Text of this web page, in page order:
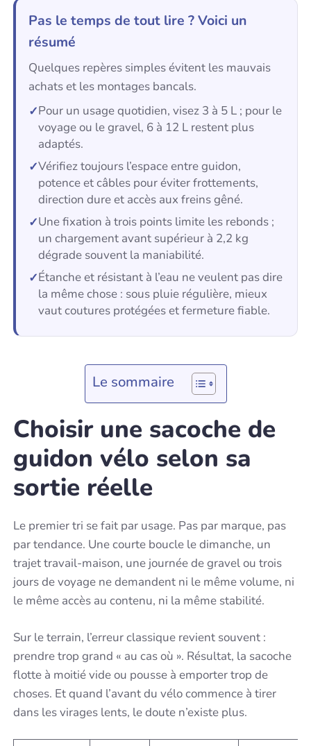
Pas le temps de tout lire ? Voici un
résumé
Quelques repères simples évitent les mauvais
achats et les montages bancals.
Pour un usage quotidien, visez 3 à 5 L ; pour le
voyage ou le gravel, 6 à 12 L restent plus
adaptés.
Vérifiez toujours l’espace entre guidon,
potence et câbles pour éviter frottements,
direction dure et accès aux freins gêné.
Une fixation à trois points limite les rebonds ;
un chargement avant supérieur à 2,2 kg
dégrade souvent la maniabilité.
Étanche et résistant à l’eau ne veulent pas dire
la même chose : sous pluie régulière, mieux
vaut coutures protégées et fermeture fiable.
Le sommaire
Choisir une sacoche de
guidon vélo selon sa
sortie réelle
Le premier tri se fait par usage. Pas par marque, pas
par tendance. Une courte boucle le dimanche, un
trajet travail-maison, une journée de gravel ou trois
jours de voyage ne demandent ni le même volume, ni
le même accès au contenu, ni la même stabilité.
Sur le terrain, l’erreur classique revient souvent :
prendre trop grand « au cas où ». Résultat, la sacoche
flotte à moitié vide ou pousse à emporter trop de
choses. Et quand l’avant du vélo commence à tirer
dans les virages lents, le doute n’existe plus.